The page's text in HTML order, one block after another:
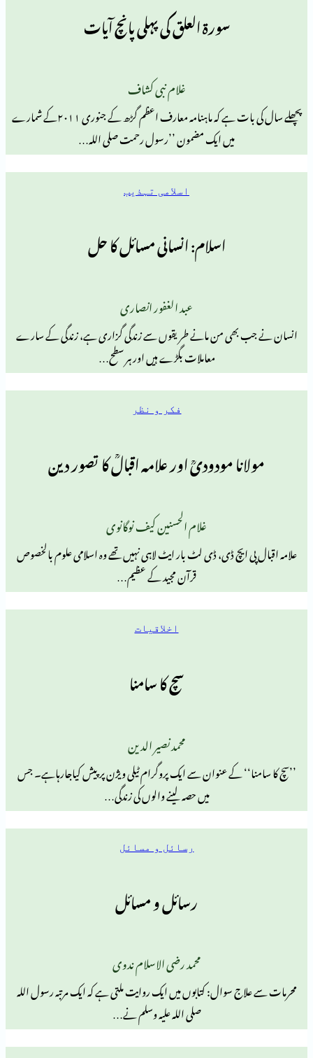
سورۃ العلق کی پہلی پانچ آیات
پچھلے سال کی بات ہے کہ ماہنامہ معارف اعظم گڑھ کے جنوری ۲۰۱۱کے شمارے
میں ایک مضمون ’’رسول رحمت صلی اللہ…
اسلام: انسانی مسائل کا حل
عبد الغفور انصاری
من مانے طریقوں سے زندگی گزاری ہے، زندگی کے سارے
معاملات بگڑے ہیں اور ہر سطح…
مودودیؒ اور علامہ اقبالؒ کا تصور دین
غلام الحسنین کیف نوگانوی
ڈی، ڈی لٹ بار ایٹ لاہی نہیں تھے وہ اسلامی علوم بالخصوص
قرآن مجید کے عظیم…
کے عنوان سے ایک پروگرام ٹیلی ویژن پر پیش کیاجارہاہے۔ جس
میں حصہ لینے والوں کی زندگی…
رسائل و مسائل
رسائل و مسائل
محمد رضی الاسلام ندوی
کتابوں میں ایک روایت ملتی ہے کہ ایک مرتبہ رسول اللہ
صلی اللہ علیہ وسلم نے…